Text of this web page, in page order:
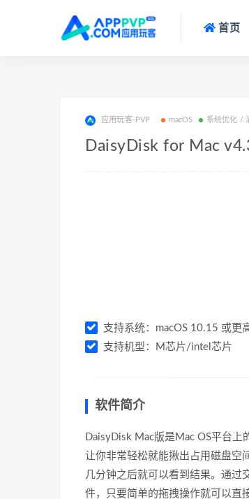
首页
应用玩客-PVP macOS 系统优化 /
DaisyDisk for Mac
支持系统：macOS 10.15 或更
支持机型：M芯片/intel芯片
软件简介
DaisyDisk Mac版是Mac OS平台上
让你非常轻松就能揪出占用磁盘空
几分钟之后就可以看到结果。通过
件，只要简单的拖拽操作就可以直